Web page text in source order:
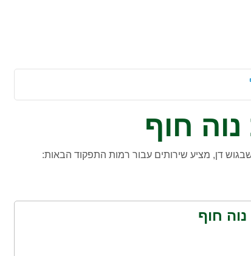
חוף
דן, מציע שירותים עבור רמות התפקוד הבאות:
חוף